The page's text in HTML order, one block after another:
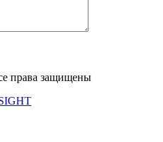
права защищены